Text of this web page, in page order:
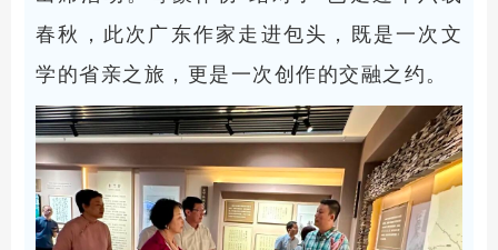
春秋，此次广东作家走进包头，既是一次文
学的省亲之旅，更是一次创作的交融之约。